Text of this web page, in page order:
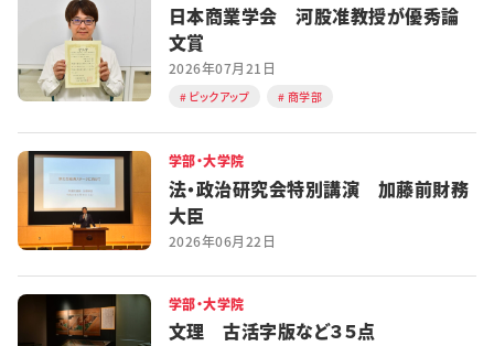
日本商業学会 河股准教授が優秀論
文賞
2026年07月21日
ピックアップ 商学部
学部・大学院
法・政治研究会特別講演 加藤前財務
大臣
2026年06月22日
学部・大学院
文理 古活字版など３５点